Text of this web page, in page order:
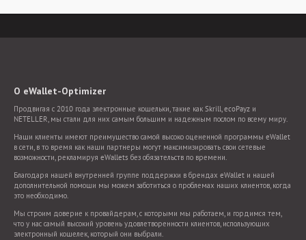
О eWallet-Optimizer
Продвигая с 2010 года электронные кошельки, такие как Skrill, ecoPayz и
NETELLER, мы стали для них самым большим и надежным послом по всему миру.
Наши клиенты имеют преимущество самой высоко оцененной программы eWallet
в сети, в то время как наши партнеры могут максимизировать свои сетевые
возможности, рекламируя eWallets без обязательств по времени.
Благодаря нашей внутренней группе поддержки в брендах eWallet и нашей
дополнительной помощи мы можем заботиться о проблемах наших клиентов, когда
это необходимо.
Мы строим доверие к провайдерам, с которыми мы работаем, и гордимся тем,
что у нас самый высокий уровень удовлетворенности клиентов, использующих
электронный кошелек, который они выбрали.